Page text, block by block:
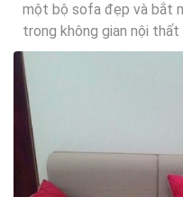
một bộ sofa đẹp và bắt
trong không gian nội thất